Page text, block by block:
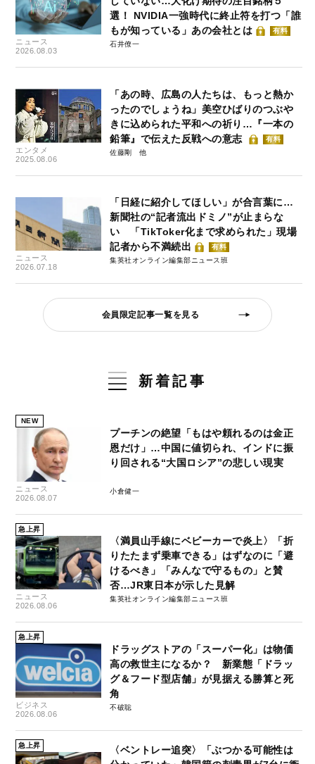
ニュース
2026.08.03
選！ NVIDIA一強時代に終止符を打つ「誰
もが知っている」あの会社とは
有料
石井僚一
エンタメ
2025.08.06
「あの時、広島の人たちは、もっと熱か
ったのでしょうね」美空ひばりのつぶや
きに込められた平和への祈り…『一本の
鉛筆』で伝えた反戦への意志
有料
佐藤剛
ニュース
2026.07.18
「日経に紹介してほしい」が合言葉に…
新聞社の“記者流出ドミノ”が止まらな
い 「TikToker化まで求められた」現場
記者から不満続出
有料
集英社オンライン編集部ニュース班
会員限定記事一覧を見る
新着記事
NEW
ニュース
2026.08.07
プーチンの絶望「もはや頼れるのは金正
恩だけ」…中国に値切られ、インドに振
り回される“大国ロシア”の悲しい現実
小倉健一
急上昇
ニュース
2026.08.06
〈満員山手線にベビーカーで炎上〉「折
りたたまず乗車できる」はずなのに「避
けるべき」「みんなで守るもの」と賛
否…JR東日本が示した見解
集英社オンライン編集部ニュース班
急上昇
ビジネス
2026.08.06
ドラッグストアの「スーパー化」は物価
高の救世主になるか？ 新業態「ドラッ
グ＆フード型店舗」が見据える勝算と死
角
不破聡
急上昇
〈ベントレー追突〉「ぶつかる可能性は